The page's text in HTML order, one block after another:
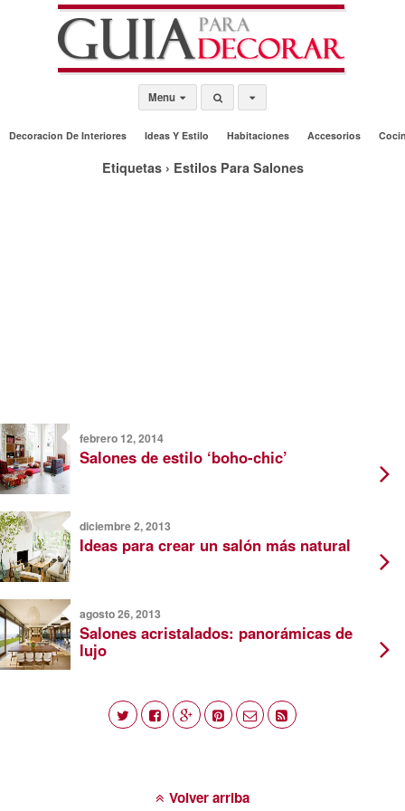
Menu
Decoracion De Interiores Ideas Y Estilo Habitaciones Accesorios
Etiquetas › Estilos Para Salones
febrero 12, 2014
Salones de estilo ‘boho-chic’
diciembre 2, 2013
Ideas para crear un salón más natural
agosto 26, 2013
Salones acristalados: panorámicas de
lujo
Volver arriba